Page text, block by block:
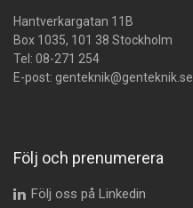
Hantverkargatan 11B
Box 1035, 101 38 Stockholm
Tel: 08-271 254
E-post: genteknik@genteknik.se
Följ och prenumerera
Följ oss på Linkedin